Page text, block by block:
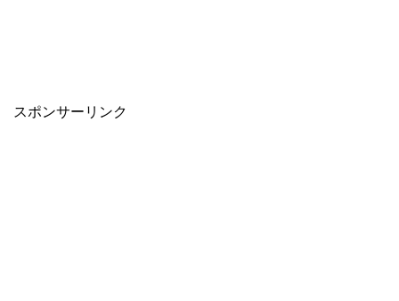
スポンサーリンク